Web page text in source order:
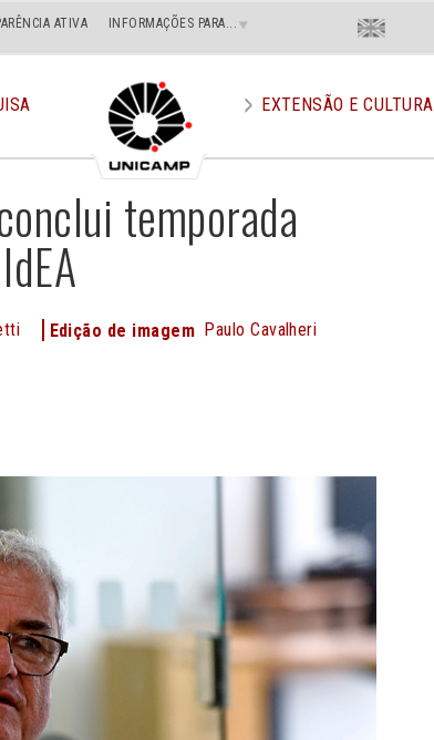
ATIVA INFORMAÇÕES PARA... Menu
Superior
Direito
En
EXTENSÃO E CULTURA
temporada
Edição de imagem Paulo Cavalheri